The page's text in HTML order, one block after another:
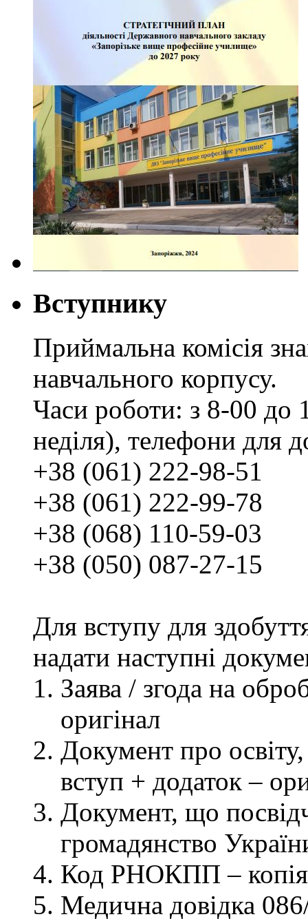
Вступнику
Приймальна комісія
навчального корпусу.
Часи роботи: з 8-00 до
неділя), телефони для
+38 (061) 222-98-51
+38 (061) 222-99-78
+38 (068) 110-59-03
+38 (050) 087-27-15
Для вступу для
надати наступні
Заява / згода на
оригінал
Документ про освіту,
вступ + додаток –
Документ, що
громадянство
Код РНОКПП – копія
Медична довідка